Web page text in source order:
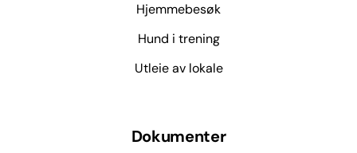
Hjemmebesøk
Hund i trening
Utleie av lokale
Dokumenter